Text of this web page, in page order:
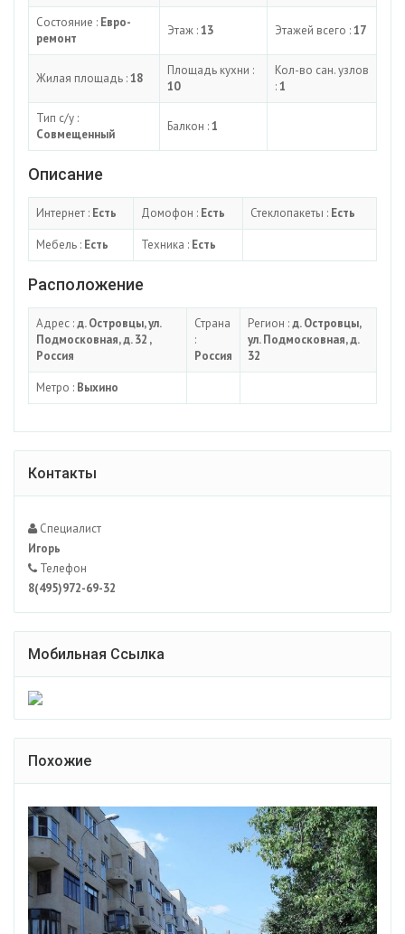
Состояние : Евро-
ремонт
Этаж :13 Этажей всего :17
Жилая площадь :18
Площадь кухни :
10
Кол-во сан. узлов
:1
Тип с/у :
Совмещенный
Балкон :1
Описание
Интернет : Есть Домофон : Есть Стеклопакеты : Есть
Мебель : Есть Техника : Есть
Расположение
Адрес :д. Островцы, ул.
Подмосковная, д. 32 ,
Россия
Страна
:
Россия
Регион :д. Островцы,
ул. Подмосковная, д.
32
Метро : Выхино
Контакты
Специалист
Игорь
Телефон
8(495)972-69-32
Мобильная Ссылка
Похожие